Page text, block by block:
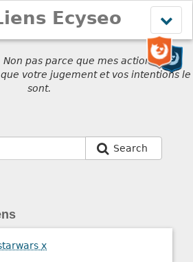
le
menu
Ecyseo
pas parce que mes actions sont
votre jugement et vos intentions le
sont.
Search
x